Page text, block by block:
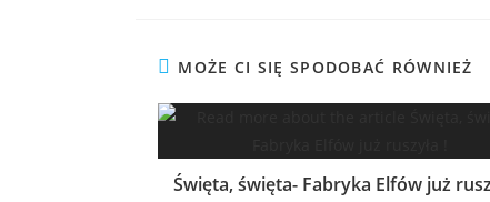
MOŻE CI SIĘ SPODOBAĆ RÓWNIEŻ
Święta, święta- Fabryka Elfów już